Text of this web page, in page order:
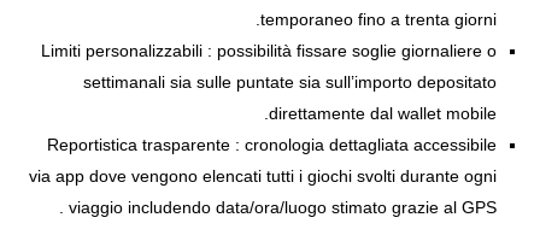
temporaneo fino a trenta giorni.
Limiti personalizzabili : possibilità fissare soglie giornaliere o
settimanali sia sulle puntate sia sull’importo depositato
direttamente dal wallet mobile.
Reportistica trasparente : cronologia dettagliata accessibile
via app dove vengono elencati tutti i giochi svolti durante ogni
viaggio includendo data/ora/luogo stimato grazie al GPS .